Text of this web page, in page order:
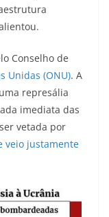
Conselho de
Unidas (ONU). A
represália
imediata das
vetada por
veio justamente